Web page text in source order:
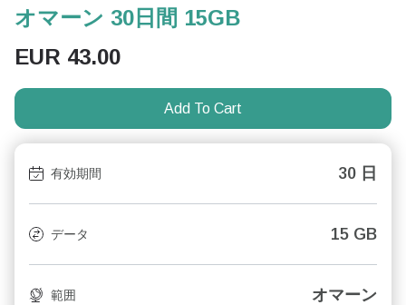
オマーン 30日間 15GB
EUR 43.00
Add To Cart
有効期間 30 日
データ 15 GB
範囲 オマーン